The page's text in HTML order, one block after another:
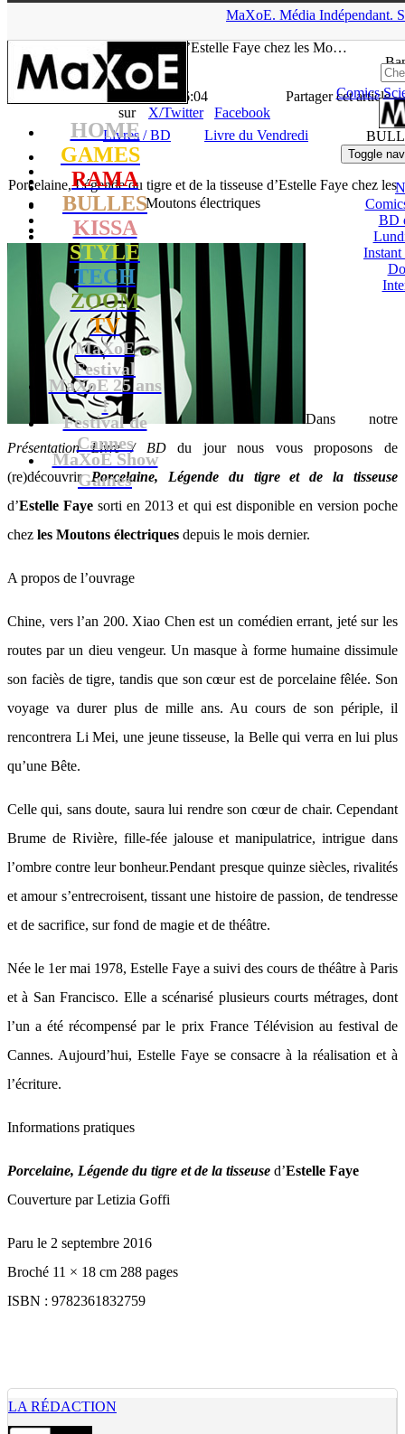
MaXoE. Média Indépendant.
HOME
GAMES
RAMA
BULLES
KISSA
STYLE
TECH
ZOOM
TV
MaXoE
Festival
MaXoE 25 ans
!
Festival de
Cannes
MaXoE Show
Games
Comics
Toggle
BD
Instant
tigre et de la tisseuse d’Estelle Faye chez les Mo…
- 04.10.16, 16:04
Partager cet article
sur
X/Twitter
Facebook
Livres / BD
Livre du Vendredi
Porcelaine, Légende du tigre et de la tisseuse d’Estelle Faye chez les
Moutons électriques
Dans notre
Présentation Livre / BDdu jour nous vous proposons de
(re)découvrirPorcelaine, Légende du tigre et de la tisseuse
d’Estelle Faye sorti en 2013 et qui est disponible en version poche
chez les Moutons électriques depuis le mois dernier.
A propos de l’ouvrage
Chine, vers l’an 200. Xiao Chen est un comédien errant, jeté sur les
routes par un dieu vengeur. Un masque à forme humaine dissimule
son faciès de tigre, tandis que son cœur est de porcelaine fêlée. Son
voyage va durer plus de mille ans. Au cours de son périple, il
rencontrera Li Mei, une jeune tisseuse, la Belle qui verra en lui plus
qu’une Bête.
Celle qui, sans doute, saura lui rendre son cœur de chair. Cependant
Brume de Rivière, fille-fée jalouse et manipulatrice, intrigue dans
l’ombre contre leur bonheur.Pendant presque quinze siècles, rivalités
et amour s’entrecroisent, tissant une histoire de passion, de tendresse
et de sacrifice, sur fond de magie et de théâtre.
Née le 1er mai 1978, Estelle Faye a suivi des cours de théâtre à Paris
et à San Francisco. Elle a scénarisé plusieurs courts métrages, dont
l’un a été récompensé par le prix France Télévision au festival de
Cannes. Aujourd’hui, Estelle Faye se consacre à la réalisation et à
l’écriture.
Informations pratiques
Porcelaine, Légende du tigre et de la tisseuse d’Estelle Faye
Couverture par Letizia Goffi
Paru le 2 septembre 2016
Broché 11 × 18 cm 288 pages
ISBN : 9782361832759
LA RÉDACTION